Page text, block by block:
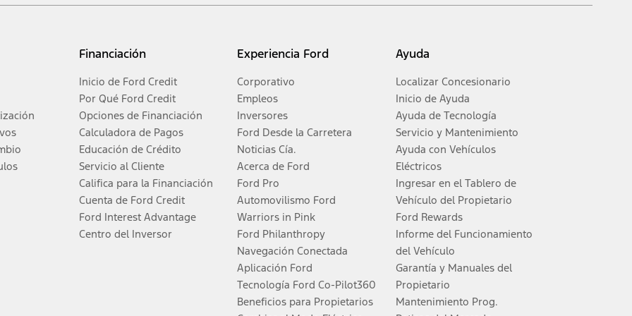
Z.
mode operation.
como Aplicación FordPass ® ) para programar actualizaciones de software de forma remota. Consulta el Manual del Propietario para obtener más
ofertas con APR especiales requieren Financiación de Ford Credit. No todos los compradores calificarán. Visita tu concesionario para ver la calificación y
Las ofertas especiales de arriendo necesitan Financiación de Ford Credit. No todos los compradores calificarán. Visita tu concesionario para ver la
Financiación
Inicio de Ford Credit
Por Qué Ford Credit
Opciones de Financiación
Calculadora de Pagos
Educación de Crédito
Servicio al Cliente
Califica para la Financiación
Cuenta de Ford Credit
Ford Interest Advantage
Centro del Inversor
Experiencia Ford
Corporativo
Empleos
Inversores
Ford Desde la Carretera
Noticias Cía.
Acerca de Ford
Ford Pro
Automovilismo Ford
Warriors in Pink
Ford Philanthropy
Navegación Conectada
Aplicación Ford
Tecnología Ford Co-Pilot360
Beneficios para Propietarios
Ayuda
Localizar Concesionario
Inicio de Ayuda
Ayuda de Tecnología
Servicio y Mantenimiento
Ayuda con Vehículos
Eléctricos
Ingresar en el Tablero de
Vehículo del Propietario
Ford Rewards
Informe del Funcionamiento
del Vehículo
Garantía y Manuales del
Propietario
Mantenimiento Prog.